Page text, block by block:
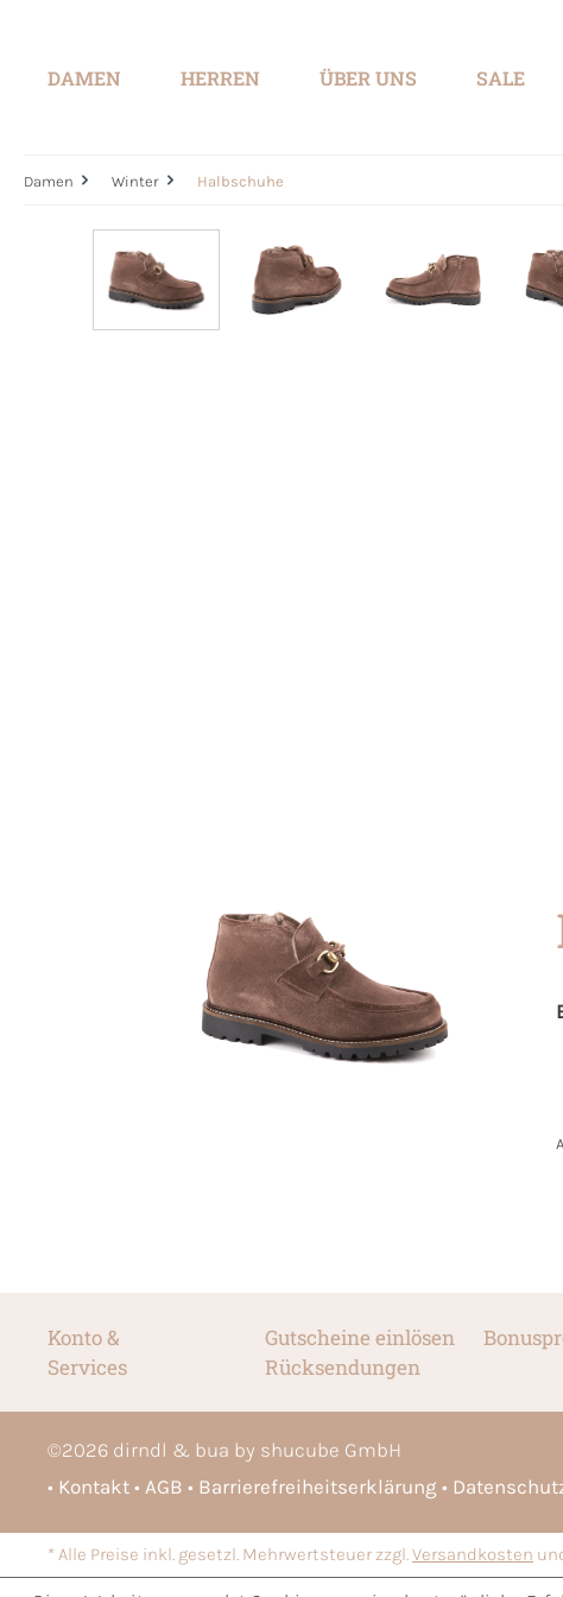
DAMEN HERREN ÜBER UNS SALE
Damen Winter Halbschuhe
Konto &
Services
Gutscheine einlösen
Rücksendungen
©2026 dirndl & bua by shucube GmbH
Kontakt
AGB Barrierefreiheitserklärung
* Alle Preise inkl. gesetzl. Mehrwertsteuer zzgl.Versandkosten